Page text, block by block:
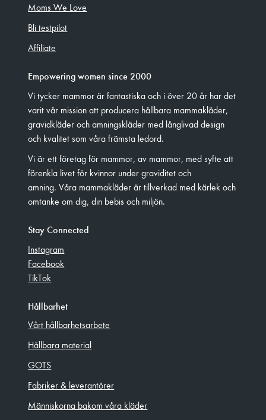
Moms We Love
Bli testpilot
Affiliate
Empowering women since 2000
Vi tycker mammor är fantastiska och i över 20 år har det
varit vår mission att producera hållbara mammakläder,
gravidkläder och amningskläder med långlivad design
och kvalitet som våra främsta ledord.
Vi är ett företag för mammor, av mammor, med syfte att
förenkla livet för kvinnor under graviditet och
amning. Våra mammakläder är tillverkad med kärlek och
omtanke om dig, din bebis och miljön.
Stay Connected
Instagram
Facebook
TikTok
Hållbarhet
Vårt hållbarhetsarbete
Hållbara material
GOTS
Fabriker & leverantörer
Människorna bakom våra kläder